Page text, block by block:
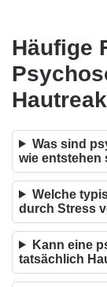
Häufige
Was sind
wie entstehen
Welche
durch Stress
Kann eine
tatsächlich